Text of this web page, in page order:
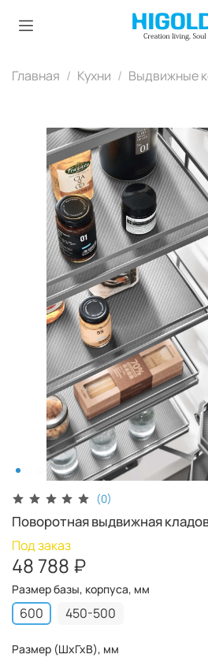
Главная Кухни Выдвижные
(0)
Поворотная выдвижная
Под заказ
48 788 ₽
Размер базы, корпуса, мм
600 450-500
Размер (ШхГхВ), мм